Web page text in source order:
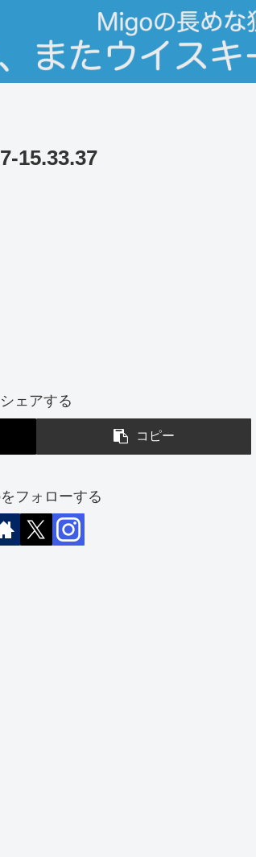
15.33.37
シェアする
コピー
フォローする